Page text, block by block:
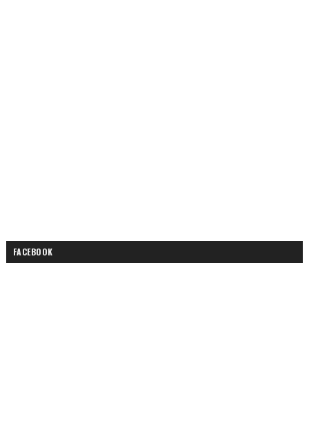
FACEBOOK